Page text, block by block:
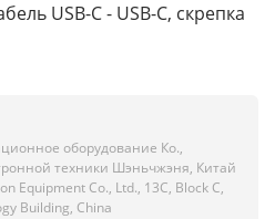
USB-C - USB-C, скрепка
оборудование Ко.,
техники Шэньчжэня, Китай
Equipment Co., Ltd., 13C, Block C,
Building, China